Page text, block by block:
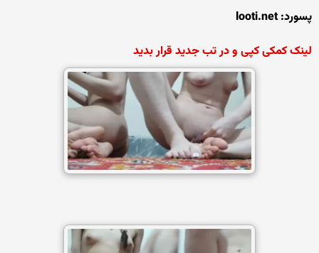
پسورد: looti.net
لینک کمکی کپی و در تب جدید قرار بدید